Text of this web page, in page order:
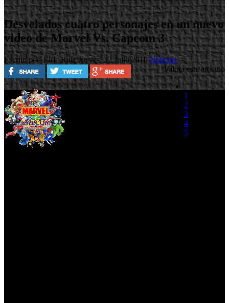
Desvelados cuatro personajes en un nuevo
video de Marvel Vs. Capcom 3
Escrito por Elric RuízJueves, 22 Julio 2010Noticias
Valora este artículo
1
2
3
4
5
Capcom ha lanzado un